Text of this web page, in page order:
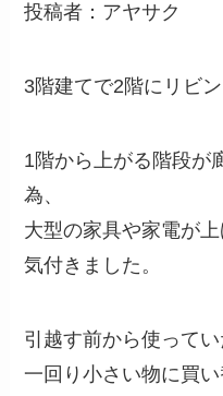
投稿者：アヤサク
3階建てで2階にリビ
1階から上がる階段が
為、
大型の家具や家電が
気付きました。
引越す前から使ってい
一回り小さい物に買